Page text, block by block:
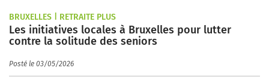
BRUXELLES | RETRAITE PLUS
Les initiatives locales à Bruxelles pour lutter
contre la solitude des seniors
Posté le 03/05/2026